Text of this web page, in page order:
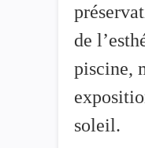
de
piscine,
soleil.